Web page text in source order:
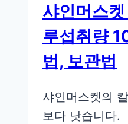
샤인머스
루섭취량
법, 보관법
샤인머스켓의
보다 낫습니다.